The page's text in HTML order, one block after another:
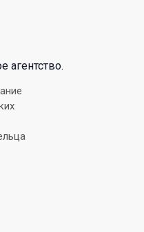
фрагмент ракеты
наблюдениям
клип с красивой
агентство.